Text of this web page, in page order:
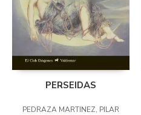
PERSEIDAS
PEDRAZA MARTINEZ, PILAR